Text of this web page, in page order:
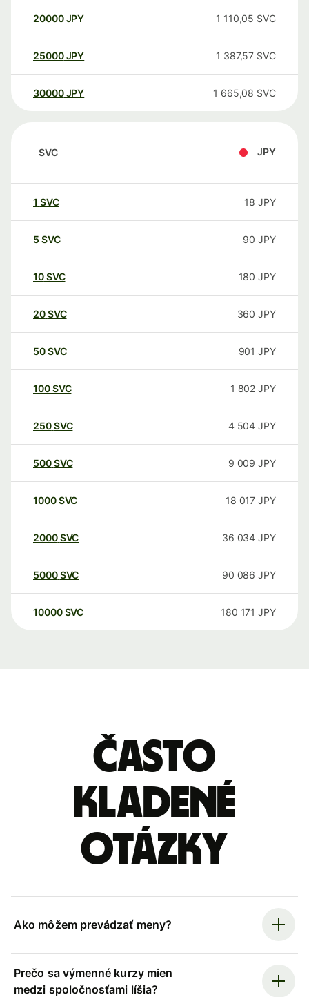
20000 JPY 1 110,05 SVC
25000 JPY 1 387,57 SVC
30000 JPY 1 665,08 SVC
SVC JPY
1 SVC 18 JPY
5 SVC 90 JPY
10SVC 180 JPY
20SVC 360 JPY
50SVC 901 JPY
100SVC 1 802 JPY
250SVC 4 504 JPY
500SVC 9 009 JPY
1000SVC 18 017 JPY
2000SVC 36 034 JPY
5000SVC 90 086 JPY
10000 SVC 180 171 JPY
Často
kladené
otázky
Ako môžem prevádzať meny?
Prečo sa výmenné kurzy mien
medzi spoločnosťami líšia?